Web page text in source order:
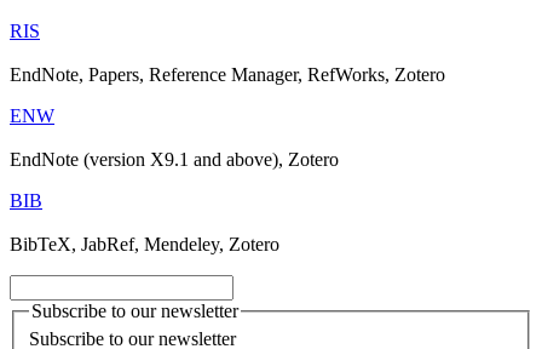
RIS
EndNote, Papers, Reference Manager, RefWorks, Zotero
ENW
EndNote (version X9.1 and above), Zotero
BIB
BibTeX, JabRef, Mendeley, Zotero
Subscribe to our newsletter
Subscribe to our newsletter